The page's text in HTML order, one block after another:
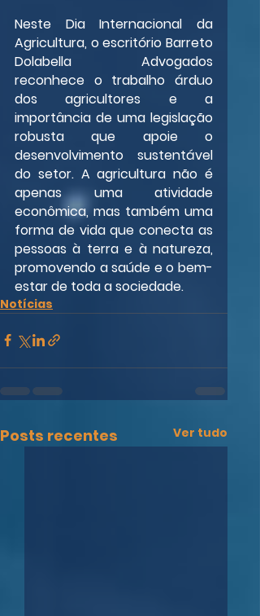
Neste Dia Internacional da
Agricultura, o escritório Barreto
Dolabella Advogados
reconhece o trabalho árduo
dos agricultores e a
importância de uma legislação
robusta que apoie o
desenvolvimento sustentável
do setor. A agricultura não é
apenas uma atividade
econômica, mas também uma
forma de vida que conecta as
pessoas à terra e à natureza,
promovendo a saúde e o bem-
estar de toda a sociedade.
Notícias
Posts recentes Ver tudo